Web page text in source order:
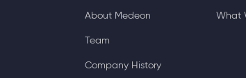
About Medeon
Team
Company History
What